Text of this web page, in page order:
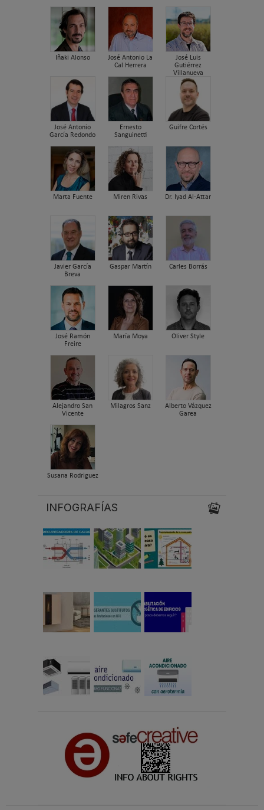
Iñaki Alonso
José Antonio La
Cal Herrera
José Luis
Gutiérrez
Villanueva
José Antonio
García Redondo
Ernesto
Sanguinetti
Guifre Cortés
Marta Fuente Miren Rivas Dr. Iyad Al-Attar
Javier García
Breva
Gaspar Martín Carles Borrás
José Ramón
Freire
María Moya Oliver Style
Alejandro San
Vicente
Milagros Sanz
Alberto Vázquez
Garea
Susana Rodriguez
INFOGRAFÍAS